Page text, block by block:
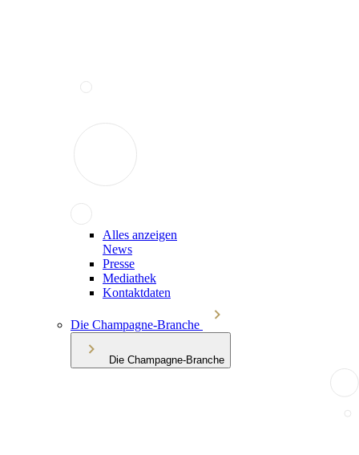
Alles anzeigen
News
Presse
Mediathek
Kontaktdaten
Die Champagne-Branche
Die Champagne-Branche